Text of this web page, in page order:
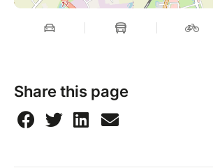
Share this page